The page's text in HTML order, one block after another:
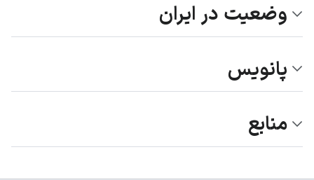
وضعیت در ایران
پانویس
منابع